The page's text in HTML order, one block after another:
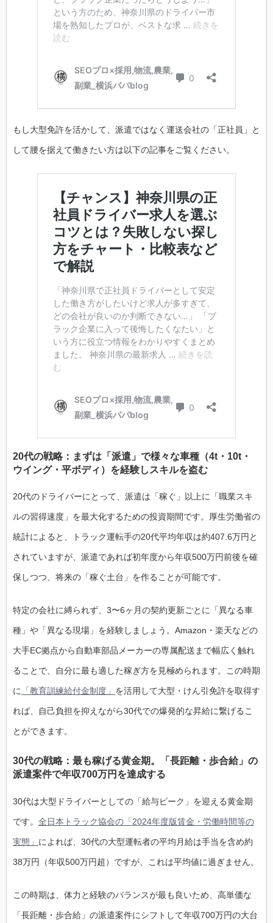
もし大型免許を活かして、派遣ではなく運送会社の「正社員」と
して腰を据えて働きたい方は以下の記事をご覧ください。
20代の戦略：まずは「派遣」で様々な車種（4t・10t・
ウイング・平ボディ）を経験しスキルを盗む
20代のドライバーにとって、派遣は「稼ぐ」以上に「職業スキ
ルの習得速度」を最大化するための投資期間です。厚生労働省の
統計によると、トラック運転手の20代平均年収は約407.6万円と
されていますが、派遣であれば初年度から年収500万円前後を確
保しつつ、将来の「稼ぐ土台」を作ることが可能です。
特定の会社に縛られず、3〜6ヶ月の契約更新ごとに「異なる車
種」や「異なる現場」を経験しましょう。Amazon・楽天などの
大手EC拠点から自動車部品メーカーの専属配送まで幅広く触れ
ることで、自分に最も適した稼ぎ方を見極められます。この時期
に 「教育訓練給付金制度」 を活用して大型・けん引免許を取得す
れば、自己負担を抑えながら30代での爆発的な昇給に繋げるこ
とができます。
30代の戦略：最も稼げる黄金期。「長距離・歩合給」の
派遣案件で年収700万円を達成する
30代は大型ドライバーとしての「給与ピーク」を迎える黄金期
です。 全日本トラック協会の「2024年度版賃金・労働時間等の
実態」 によれば、30代の大型運転者の平均月給は手当を含め約
38万円（年収500万円超）ですが、これは平均値に過ぎません。
この時期は、体力と経験のバランスが最も良いため、高単価な
「長距離・歩合給」の派遣案件にシフトして年収700万円の大台